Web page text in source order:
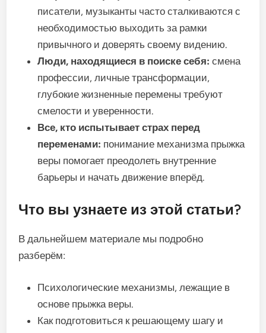
писатели, музыканты часто сталкиваются с
необходимостью выходить за рамки
привычного и доверять своему видению.
Люди, находящиеся в поиске себя: смена
профессии, личные трансформации,
глубокие жизненные перемены требуют
смелости и уверенности.
Все, кто испытывает страх перед
переменами: понимание механизма прыжка
веры помогает преодолеть внутренние
барьеры и начать движение вперёд.
Что вы узнаете из этой статьи?
В дальнейшем материале мы подробно
разберём:
Психологические механизмы, лежащие в
основе прыжка веры.
Как подготовиться к решающему шагу и